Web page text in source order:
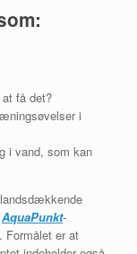
få det?
i
i vand, som kan
AquaPunkt-
. Formålet er at